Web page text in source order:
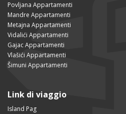
Povljana Appartamenti
Mandre Appartamenti
Metajna Appartamenti
Vidalići Appartamenti
Gajac Appartamenti
Vlašići Appartamenti
Šimuni Appartamenti
Link di viaggio
Island Pag